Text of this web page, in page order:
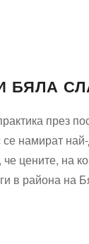
БЯЛА
през
намират
цените, на
в района на